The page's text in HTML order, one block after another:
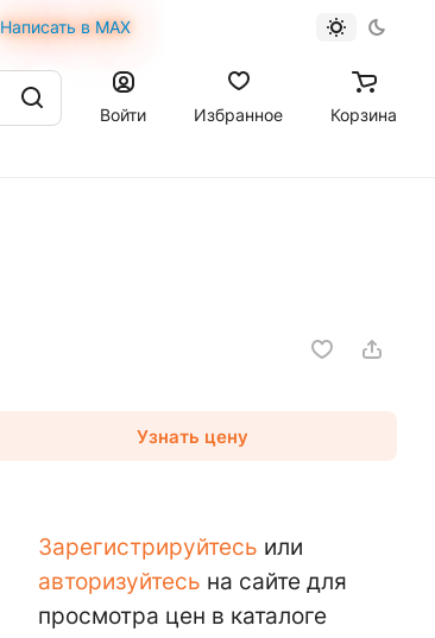
Написать в MAX
Войти Избранное Корзина
Узнать цену
Зарегистрируйтесь или
авторизуйтесь на сайте для
просмотра цен в каталоге